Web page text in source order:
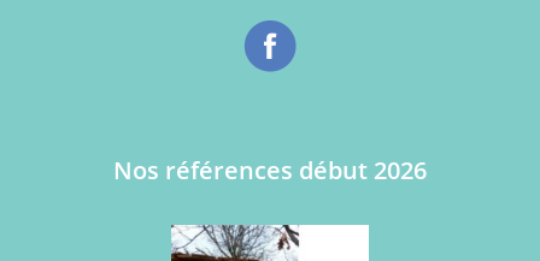
Nos références début 2026